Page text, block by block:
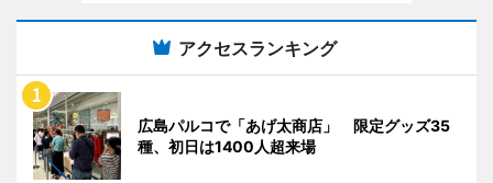
アクセスランキング
広島パルコで「あげ太商店」 限定グッズ35
種、初日は1400人超来場